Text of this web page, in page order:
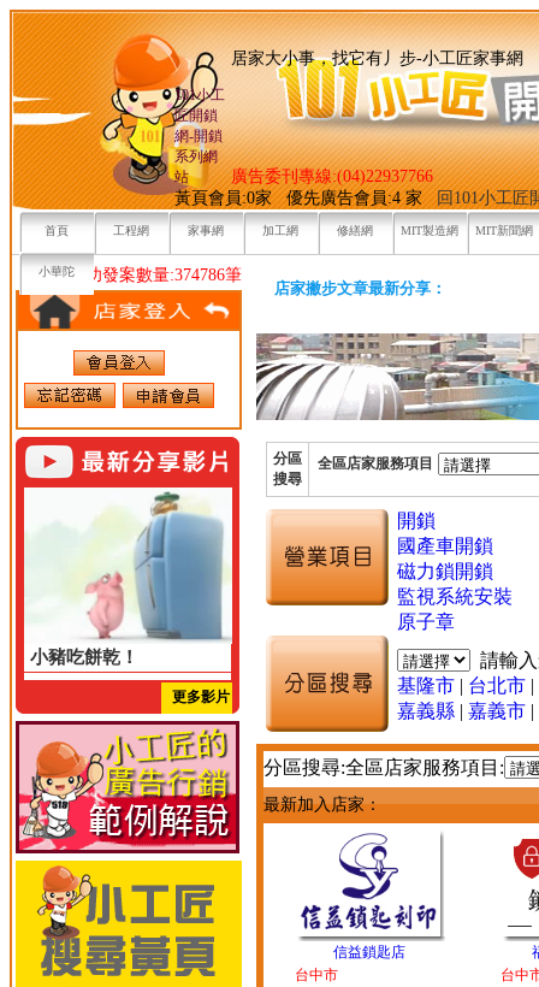
101小工
匠開鎖
網-開鎖
系列網
站
居家大小事，找它有丿步-小
廣告委刊專線:(04)22937766
黃頁會員:0家 優先廣告會員:4 家回101小工匠
首頁 工程網 家事網 加工網 修繕網 MIT製造網 MIT新聞網
小華陀
目前已成功發案數量:374786筆
小豬吃餅乾！
更多影片
店家撇步文章最新分享：
分區
搜尋
全區店家服務項目
開鎖
國產車開鎖
磁力鎖開鎖
監視系統安裝
原子章
請輸
基隆市 | 台北市 |
嘉義縣 | 嘉義市 |
分區搜尋:全區店家服務項目:
最新加入店家：
信益鎖匙店
台中市
台中